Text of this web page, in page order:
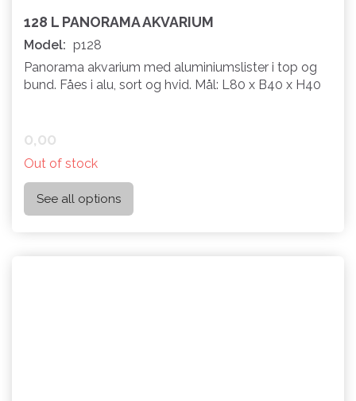
128 L PANORAMA AKVARIUM
Model: p128
Panorama akvarium med aluminiumslister i top og
bund. Fåes i alu, sort og hvid. Mål: L80 x B40 x H40
0,00
Out of stock
See all options